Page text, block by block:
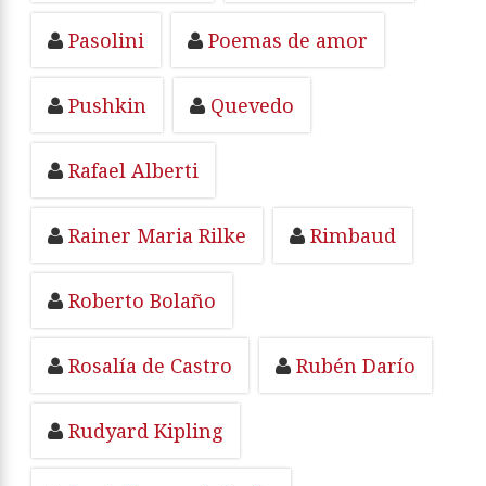
Pasolini Poemas de amor
Pushkin Quevedo
Rafael Alberti
Rainer Maria Rilke Rimbaud
Roberto Bolaño
Rosalía de Castro Rubén Darío
Rudyard Kipling